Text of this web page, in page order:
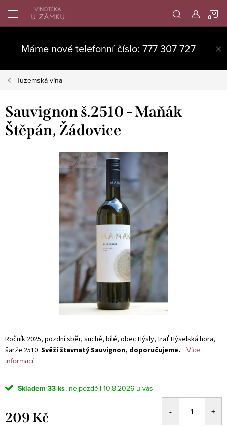
obsah
Máme nové telefonní číslo: 777 307 727
Tuzemská vína
Sauvignon š.2510 - Maňák
Štěpán, Žádovice
Ročník 2025, pozdní sběr, suché, bílé, obec Hýsly, trať Hýselská hora,
šarže 2510. Svěží šťavnatý Sauvignon, doporučujeme.
Více
informací
Skladem 33 ks 10.8.2026
209 Kč